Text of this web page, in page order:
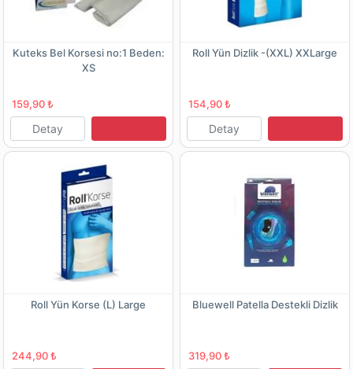
Kuteks Bel Korsesi no:1 Beden:
XS
159,90 ₺
Detay
Roll Yün Dizlik -(XXL) XXLarge
154,90 ₺
Detay
Roll Yün Korse (L) Large
244,90 ₺
Bluewell Patella Destekli Dizlik
319,90 ₺